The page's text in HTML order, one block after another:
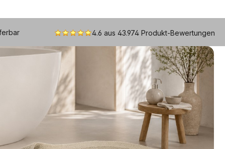
4.6 aus 43.974 Produkt-Bewertungen